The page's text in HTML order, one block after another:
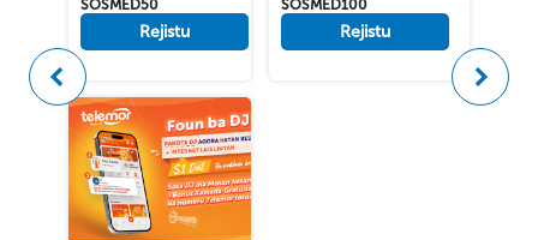
SOSMED50
Rejistu
SOSMED100
Rejistu
Anteriór Tuir mai